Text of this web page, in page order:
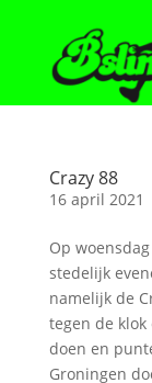
Crazy 88
16 april 2021
Op
stedelijk
namelijk de
tegen de
doen en
Groningen